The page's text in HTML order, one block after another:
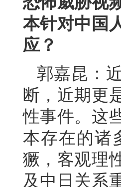
本针对中国
应？
郭嘉昆：
断，近期更
性事件。这
本存在的诸
獗，客观理
及中日关系